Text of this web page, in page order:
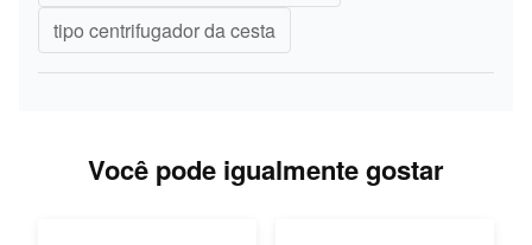
tipo centrifugador da cesta
Você pode igualmente gostar